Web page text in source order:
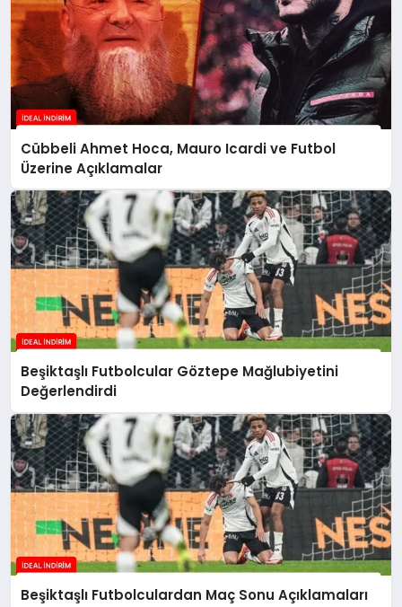
Cübbeli Ahmet Hoca, Mauro Icardi ve Futbol
Üzerine Açıklamalar
Beşiktaşlı Futbolcular Göztepe Mağlubiyetini
Değerlendirdi
Beşiktaşlı Futbolculardan Maç Sonu Açıklamaları